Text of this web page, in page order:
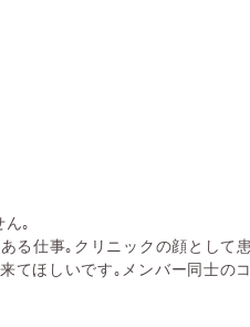
｡
る仕事｡クリニックの顔として患
てほしいです｡メンバー同士のコ